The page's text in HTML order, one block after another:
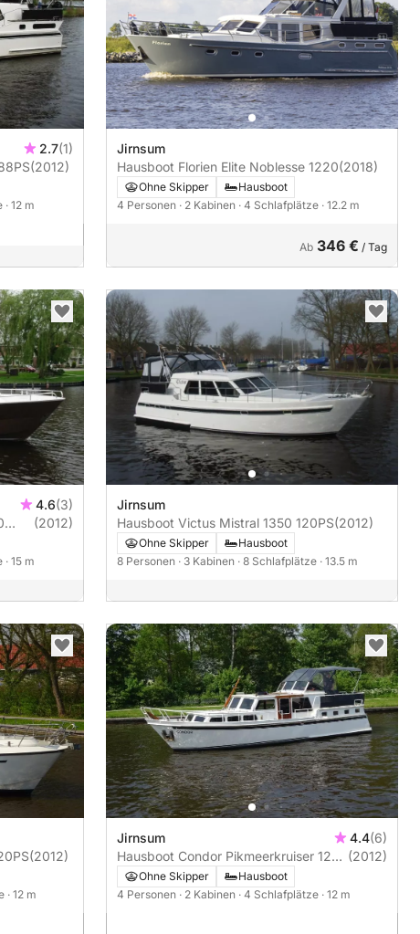
2.7(1)
Valerie Vacance 1200 88PS(2012)
· 12 m
Jirnsum
Hausboot Florien Elite Noblesse 1220(2018)
Ohne Skipper
Hausboot
4 Personen · 2 Kabinen · 4 Schlafplätze · 12.2 m
Ab 346 € / Tag
4.6(3)
(2012)
· 15 m
Jirnsum
Hausboot Victus Mistral 1350 120PS(2012)
Ohne Skipper
Hausboot
8 Personen · 3 Kabinen · 8 Schlafplätze · 13.5 m
Elite Vision Line 120PS(2012)
· 12 m
Jirnsum 4.4(6)
Hausboot Condor Pikmeerkruiser 1200
85PS
(2012)
Ohne Skipper
Hausboot
4 Personen · 2 Kabinen · 4 Schlafplätze · 12 m